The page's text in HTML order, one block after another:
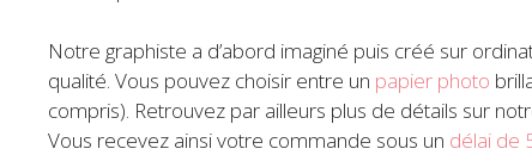
Notre graphiste a d’abord imaginé puis créé sur
qualité. Vous pouvez choisir entre un papier photo
compris). Retrouvez par ailleurs plus de détails sur
Vous recevez ainsi votre commande sous un délai de